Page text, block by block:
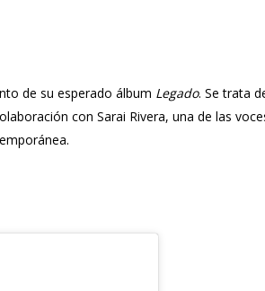
de su esperado álbum Legado. Se trata
con Sarai Rivera, una de las